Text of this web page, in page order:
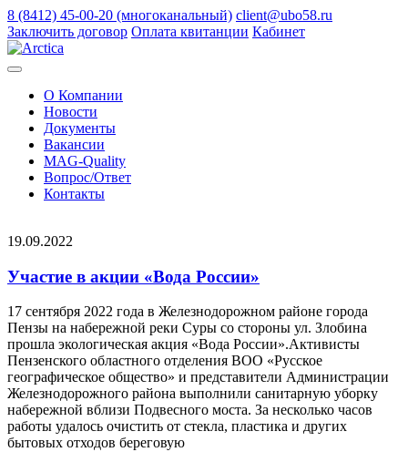
8 (8412) 45-00-20 (многоканальный) client@ubo58.ru
Заключить договор Оплата квитанции Кабинет
О Компании
Новости
Документы
Вакансии
MAG-Quality
Вопрос/Ответ
Контакты
19.09.2022
Участие в акции «Вода России»
17 сентября 2022 года в Железнодорожном районе города
Пензы на набережной реки Суры со стороны ул. Злобина
прошла экологическая акция «Вода России».Активисты
Пензенского областного отделения ВОО «Русское
географическое общество» и представители Администрации
Железнодорожного района выполнили санитарную уборку
набережной вблизи Подвесного моста. За несколько часов
работы удалось очистить от стекла, пластика и других
бытовых отходов береговую